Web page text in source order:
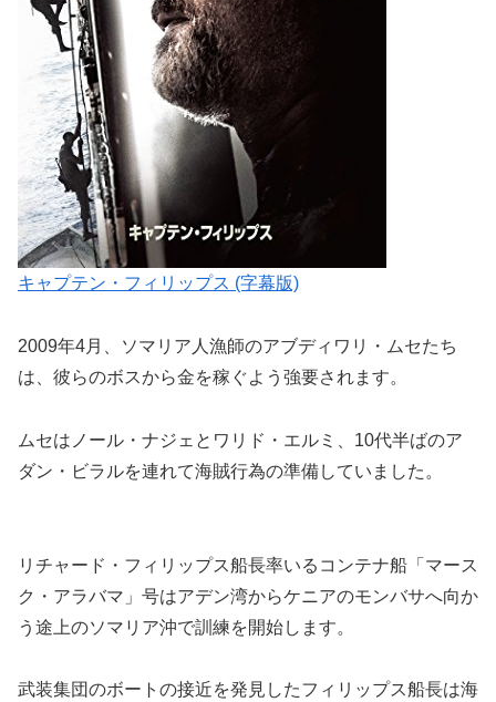
キャプテン・フィリップス (字幕版)
2009年4月、ソマリア人漁師のアブディワリ・ムセたち
は、彼らのボスから金を稼ぐよう強要されます。
ムセはノール・ナジェとワリド・エルミ、10代半ばのア
ダン・ビラルを連れて海賊行為の準備していました。
リチャード・フィリップス船長率いるコンテナ船「マース
ク・アラバマ」号はアデン湾からケニアのモンバサへ向か
う途上のソマリア沖で訓練を開始します。
武装集団のボートの接近を発見したフィリップス船長は海